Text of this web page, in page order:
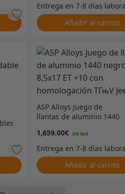
Añadir al carrito
ASP Alloys Juego de
llantas de aluminio 1440
homologación TГњV Jeep
1,659.00€
Añadir al carrito